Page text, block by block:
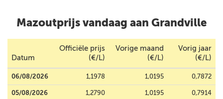
Mazoutprijs vandaag aan Grandville
Datum
Officiële prijs
(€/L)
Vorige maand
(€/L)
Vorig jaar
(€/L)
06/08/2026 1,1978 1,0195 0,7872
05/08/2026 1,2790 1,0195 0,7914